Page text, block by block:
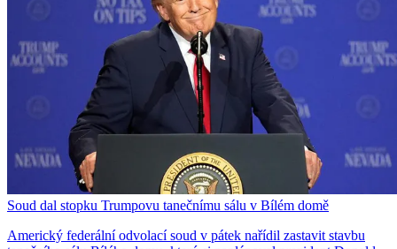
Soud dal stopku Trumpovu tanečnímu sálu v Bílém domě
Americký federální odvolací soud v pátek nařídil zastavit stavbu